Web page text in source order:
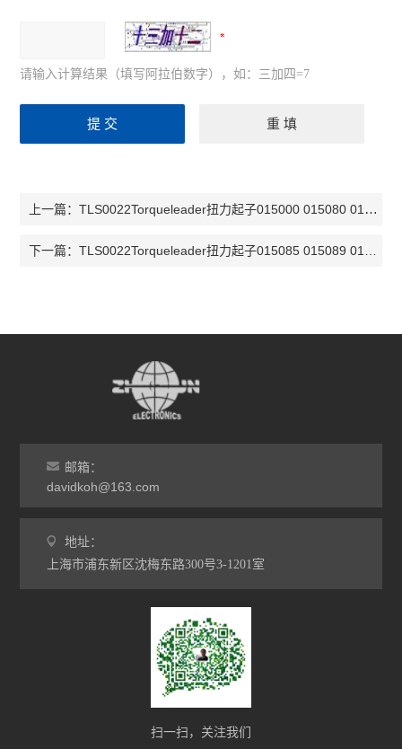
请输入计算结果（填写阿拉伯数字），如：三加四=7
上一篇：TLS0022Torqueleader扭力起子015000 015080 015085
下一篇：TLS0022Torqueleader扭力起子015085 015089 015080
邮箱：
davidkoh@163.com
地址：
上海市浦东新区沈梅东路300号3-1201室
扫一扫，关注我们